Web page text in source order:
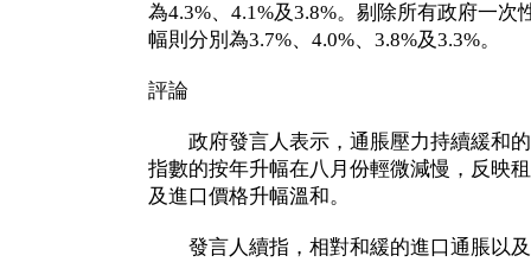
為4.3%、4.1%及3.8%。剔除所有政府一
幅則分別為3.7%、4.0%、3.8%及3.3%。
評論
政府發言人表示，通脹壓力持續緩和的
指數的按年升幅在八月份輕微減慢，反映
及進口價格升幅溫和。
發言人續指，相對和緩的進口通脹以及